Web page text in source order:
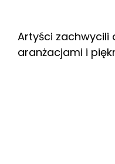
Artyści zachwycili
aranżacjami i